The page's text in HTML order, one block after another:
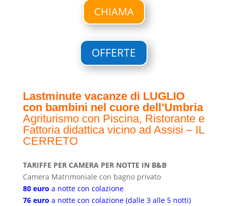
CHIAMA
OFFERTE
Lastminute vacanze di LUGLIO
con bambini nel cuore dell’Umbria
Agriturismo con Piscina, Ristorante e
Fattoria didattica vicino ad Assisi – IL
CERRETO
TARIFFE PER CAMERA PER NOTTE IN B&B
Camera Matrimoniale con bagno privato
80 euro a notte con colazione
76 euro a notte con colazione (dalle 3 alle 5 notti)